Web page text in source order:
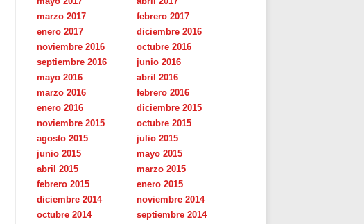
marzo 2017
febrero 2017
enero 2017
diciembre 2016
noviembre 2016
octubre 2016
septiembre 2016
junio 2016
mayo 2016
abril 2016
marzo 2016
febrero 2016
enero 2016
diciembre 2015
noviembre 2015
octubre 2015
agosto 2015
julio 2015
junio 2015
mayo 2015
abril 2015
marzo 2015
febrero 2015
enero 2015
diciembre 2014
noviembre 2014
octubre 2014
septiembre 2014